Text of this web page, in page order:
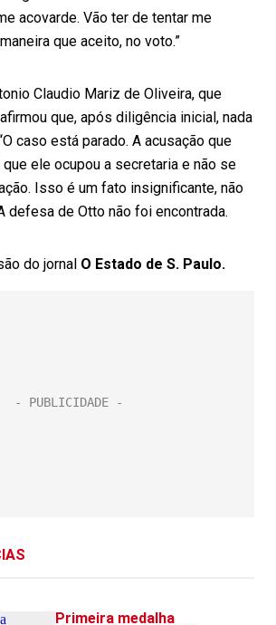
acovarde. Vão ter de tentar me
que aceito, no voto.”
Claudio Mariz de Oliveira, que
que, após diligência inicial, nada
caso está parado. A acusação que
ele ocupou a secretaria e não se
Isso é um fato insignificante, não
defesa de Otto não foi encontrada.
do jornal O Estado de S. Paulo.